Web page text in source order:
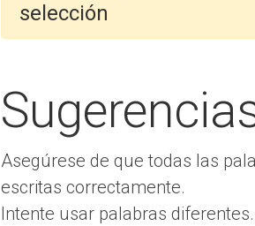
selección
Asegúrese de que todas las
escritas correctamente.
Intente usar palabras diferentes.